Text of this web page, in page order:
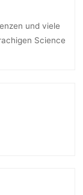
und viele
Science